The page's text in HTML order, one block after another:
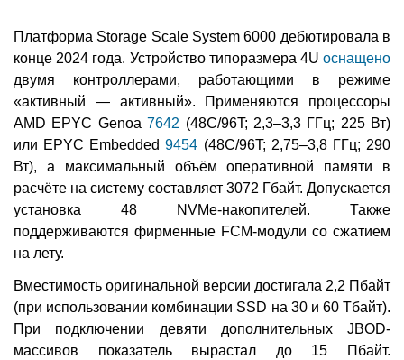
Платформа Storage Scale System 6000 дебютировала в
конце 2024 года. Устройство типоразмера 4U оснащено
двумя контроллерами, работающими в режиме
«активный — активный». Применяются процессоры
AMD EPYC Genoa7642 (48C/96T; 2,3–3,3 ГГц; 225 Вт)
или EPYC Embedded9454 (48C/96T; 2,75–3,8 ГГц; 290
Вт), а максимальный объём оперативной памяти в
расчёте на систему составляет 3072 Гбайт. Допускается
установка 48 NVMe-накопителей. Также
поддерживаются фирменные FCM-модули со сжатием
на лету.
Вместимость оригинальной версии достигала 2,2 Пбайт
(при использовании комбинации SSD на 30 и 60 Тбайт).
При подключении девяти дополнительных JBOD-
массивов показатель вырастал до 15 Пбайт.